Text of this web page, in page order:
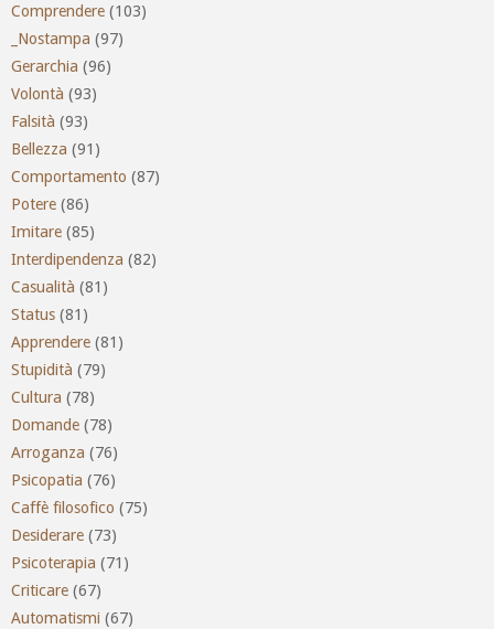
Comprendere (103)
_Nostampa (97)
Gerarchia (96)
Volontà (93)
Falsità (93)
Bellezza (91)
Comportamento (87)
Potere (86)
Imitare (85)
Interdipendenza (82)
Casualità (81)
Status (81)
Apprendere (81)
Stupidità (79)
Cultura (78)
Domande (78)
Arroganza (76)
Psicopatia (76)
Caffè filosofico (75)
Desiderare (73)
Psicoterapia (71)
Criticare (67)
Automatismi (67)